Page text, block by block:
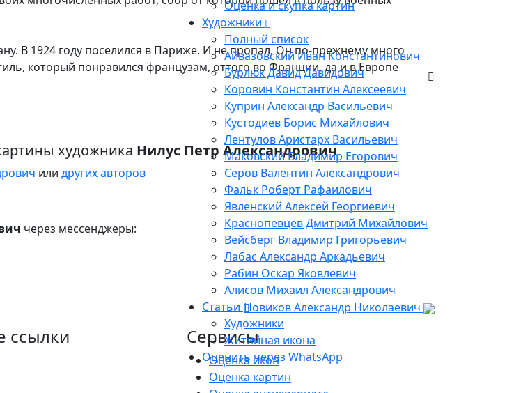
Оценка и скупка картин
Художники
Полный список
Айвазовский Иван Константинович
Бурлюк Давид Давидович
Коровин Константин Алексеевич
Куприн Александр Васильевич
Кустодиев Борис Михайлович
Лентулов Аристарх Васильевич
Маковский Владимир Егорович
Серов Валентин Александрович
Фальк Роберт Рафаилович
Явленский Алексей Георгиевич
Краснопевцев Дмитрий Михайлович
Вейсберг Владимир Григорьевич
Лабас Александр Аркадьевич
Рабин Оскар Яковлевич
Алисов Михаил Александрович
Статьи
Художники
Житийная икона
Оценить через WhatsApp
В 1924 году поселился в Париже. И не пропал. Он по-прежнему много
который понравился французам, оттого во Франции, да и в Европе
художника Нилус Петр Александрович
или других авторов
через мессенджеры:
Новиков Александр Николаевич
ссылки Сервисы
Оценка икон
Оценка картин